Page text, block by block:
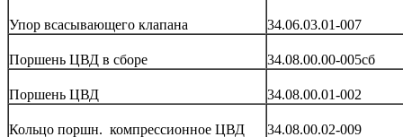
Упор всасывающего клапана 34.06.03.01-007
Поршень ЦВД в сборе 34.08.00.00-005сб
Поршень ЦВД 34.08.00.01-002
Кольцо поршн. компрессионное ЦВД 34.08.00.02-009